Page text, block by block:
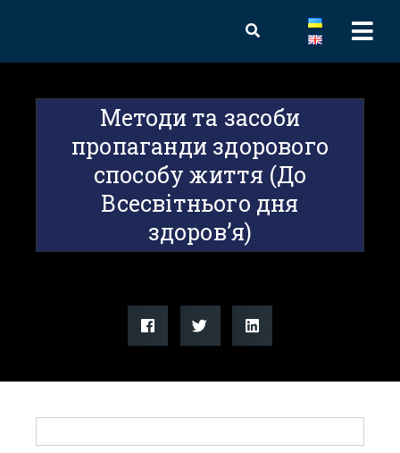
Методи та засоби
пропаганди здорового
способу життя (До
Всесвітнього дня
здоров’я)